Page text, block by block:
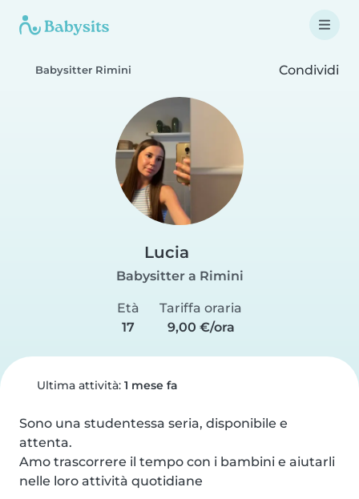
Babysitter Rimini Condividi
Lucia
Babysitter a Rimini
Età
17
Tariffa oraria
9,00 €/ora
Ultima attività: 1 mese fa
Sono una studentessa seria, disponibile e
attenta.
Amo trascorrere il tempo con i bambini e aiutarli
nelle loro attività quotidiane